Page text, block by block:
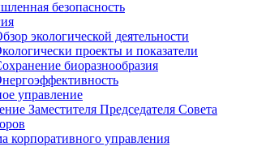
безопасность
экологической деятельности
проекты и показатели
биоразнообразия
управление
Заместителя Председателя Совета
корпоративного управления